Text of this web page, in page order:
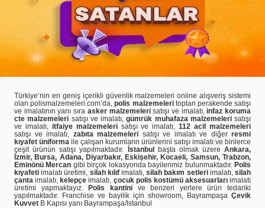
Türkiye’nin en geniş içerikli güvenlik malzemeleri online alışveriş sistemi
olan polismalzemeleri.com’da,polis malzemeleritoptan perakende satışı
ve imalatının yanı sıra asker malzemelerisatışı ve imalatı,infaz koruma
cte malzemeleri satışı ve imalatı,gümrük muhafaza malzemelerisatışı
ve imalatı, itfaiye malzemelerisatışı ve imalatı,112 acil malzemeleri
satışı ve imalatı, zabıta malzemeleri satışı ve imalatı ve diğer resmi
kıyafet üniforma ile çalışan kurumların ürünlerini satışı imalatı ve binlerce
çeşit ürünün satışı yapılmaktadır.
İstanbul başta olmak üzere Ankara,
İzmir, Bursa, Adana, Diyarbakır, Eskişehir, Kocaeli, Samsun, Trabzon,
Eminönü Mercan gibi birçok lokasyonda bayilerimiz bulunmaktadır. Polis
kıyafeti imalatı üretimi, silah kılıfimalatı,silah bakım setleriimalatı,silah
çanta imalatı, kelepçe imalatı, çocuk polis kostümü aksesuarlarıimalatı
üretimi yapmaktayız.
Polis kantinive benzeri yerlere ürün tedariki
yapılmaktadır. Franchise ve bayilik için showroom, Bayrampaşa Çevik
Kuvvet B Kapısı yanı Bayrampaşa/Istanbul